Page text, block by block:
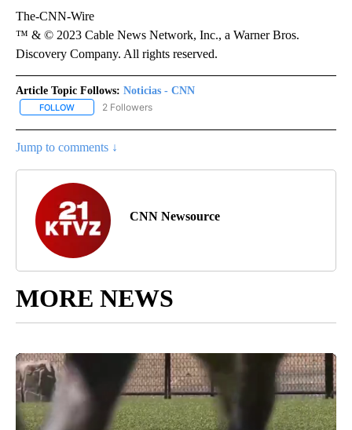
The-CNN-Wire
™ & © 2023 Cable News Network, Inc., a Warner Bros.
Discovery Company. All rights reserved.
Article Topic Follows: Noticias - CNN
FOLLOW FOLLOW "NOTICIAS - CNN" TO RECEIVE NOTIFICATIONS ABOUT
2 Followers
Jump to comments ↓
CNN Newsource
MORE NEWS